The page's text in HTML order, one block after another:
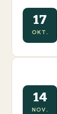
17
OKT.
14
NOV.